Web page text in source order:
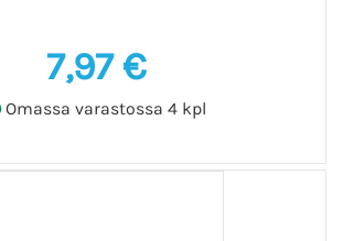
7,97 €
Omassa varastossa 4 kpl